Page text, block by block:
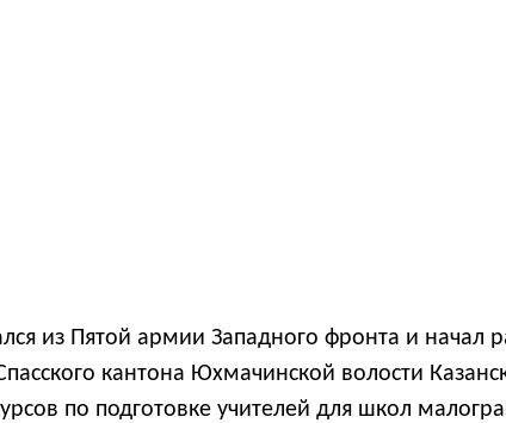
из Пятой армии Западного фронта и начал
кантона Юхмачинской волости
по подготовке учителей для школ